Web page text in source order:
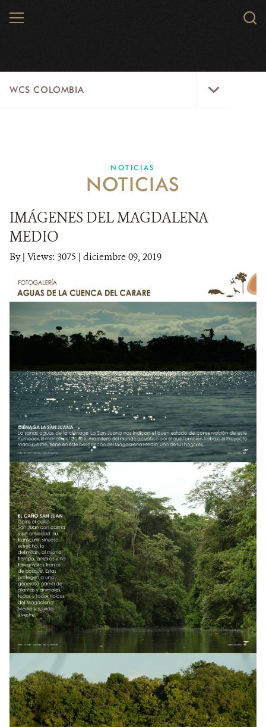
MENU
WCS COLOMBIA
EJES ESTRATÉGICOS
MICROSITIOS
NOTICIAS
WCS VISUAL
PUBLICACIONES
ALIADOS Y ALIANZAS
COBERTURA EN MEDIOS DE COMUNICACIÓN
INFORME ANUAL WCS
MECANISMO DE ATENCIÓN DE QUEJAS Y RECLAMOS
DONA
NOTICIAS
NOTICIAS
IMÁGENES DEL MAGDALENA
MEDIO
By| Views: 3075 | diciembre 09, 2019